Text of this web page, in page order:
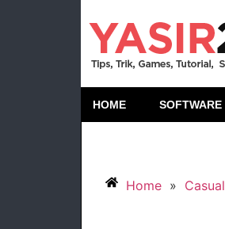
HOME SOFTWARE
Home » Casual